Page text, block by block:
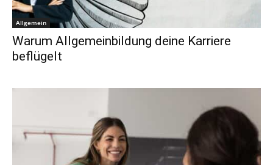
Allgemein
Warum Allgemeinbildung deine Karriere
beflügelt